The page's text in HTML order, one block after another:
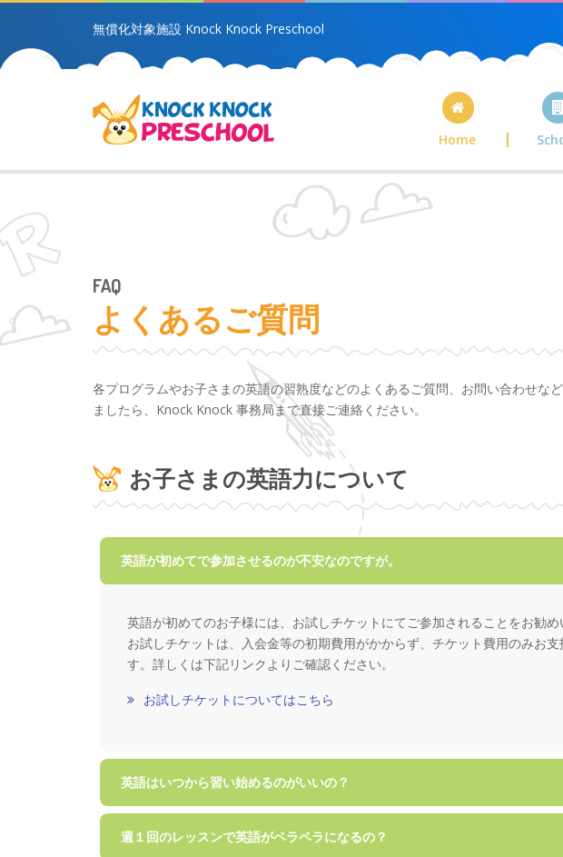
無償化対象施設 Knock Knock Preschool
Home
FAQ
よくあるご質問
各プログラムやお子さまの英語の習熟度などのよくあるご質問、お問い合わせな
ましたら、Knock Knock 事務局まで直接ご連絡ください。
お子さまの英語力について
英語が初めてで参加させるのが不安なのですが。
英語が初めてのお子様には、お試しチケットにてご参加されることをお勧め
お試しチケットは、入会金等の初期費用がかからず、チケット費用のみお
す。詳しくは下記リンクよりご確認ください。
お試しチケットについてはこちら
英語はいつから習い始めるのがいいの？
週１回のレッスンで英語がペラペラになるの？